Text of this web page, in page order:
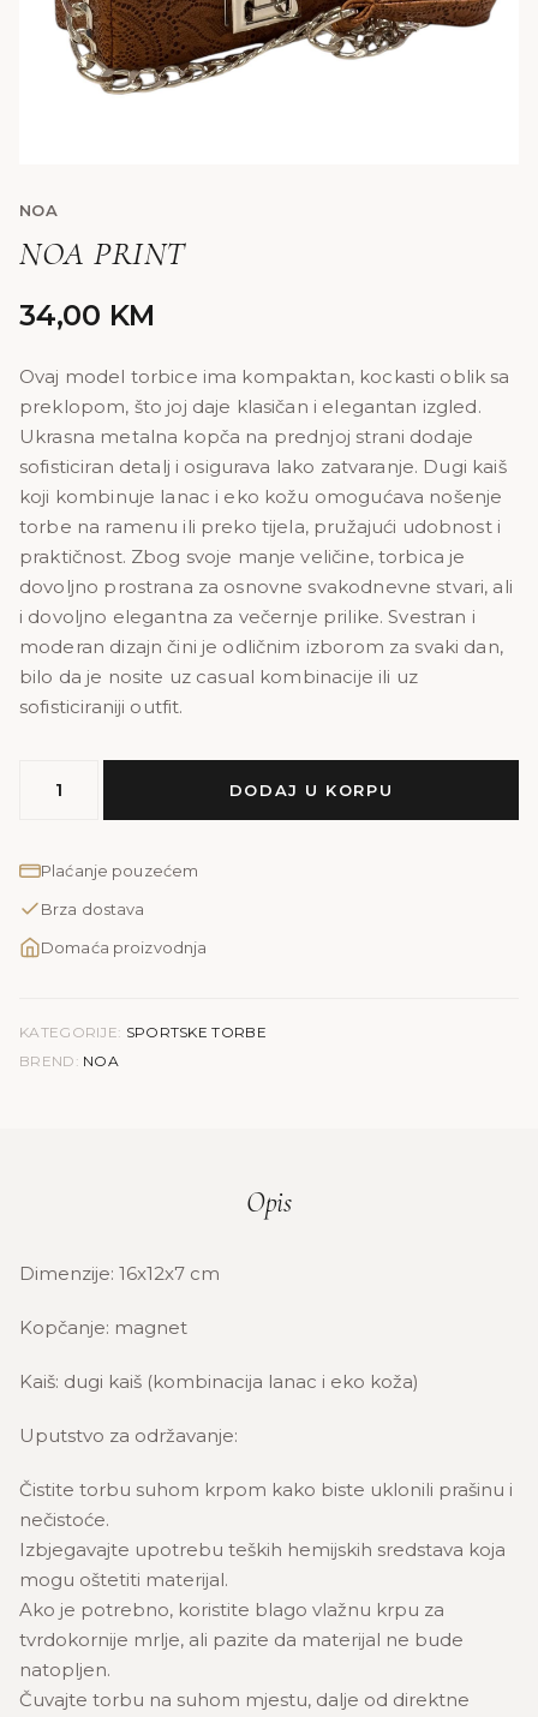
NOA
NOA PRINT
34,00 KM
Ovaj model torbice ima kompaktan, kockasti oblik sa
preklopom, što joj daje klasičan i elegantan izgled.
Ukrasna metalna kopča na prednjoj strani dodaje
sofisticiran detalj i osigurava lako zatvaranje. Dugi kaiš
koji kombinuje lanac i eko kožu omogućava nošenje
torbe na ramenu ili preko tijela, pružajući udobnost i
praktičnost. Zbog svoje manje veličine, torbica je
dovoljno prostrana za osnovne svakodnevne stvari, ali
i dovoljno elegantna za večernje prilike. Svestran i
moderan dizajn čini je odličnim izborom za svaki dan,
bilo da je nosite uz casual kombinacije ili uz
sofisticiraniji outfit.
PRINT
DODAJ U KORPU
Plaćanje pouzećem
Brza dostava
Domaća proizvodnja
KATEGORIJE: SPORTSKE TORBE
BREND: NOA
Opis
Dimenzije: 16x12x7 cm
Kopčanje: magnet
Kaiš: dugi kaiš (kombinacija lanac i eko koža)
Uputstvo za održavanje:
Čistite torbu suhom krpom kako biste uklonili prašinu i
nečistoće.
Izbjegavajte upotrebu teških hemijskih sredstava koja
mogu oštetiti materijal.
Ako je potrebno, koristite blago vlažnu krpu za
tvrdokornije mrlje, ali pazite da materijal ne bude
natopljen.
Čuvajte torbu na suhom mjestu, dalje od direktne